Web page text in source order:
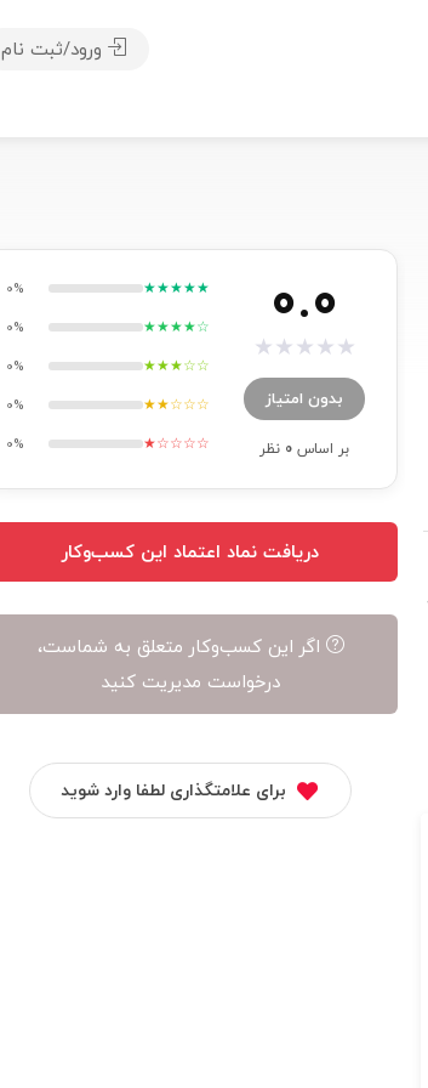
ورود/ثبت نام
0.0
★
★
★
★
★
بدون امتیاز
بر اساس0 نظر
★★★★★
0%
★★★★☆
0%
★★★☆☆
0%
★★☆☆☆
0%
★☆☆☆☆
0%
دریافت نماد اعتماد این کسب‌وکار
اگر این کسب‌وکار متعلق به شماست،
درخواست مدیریت کنید
برای علامتگذاری لطفا وارد شوید